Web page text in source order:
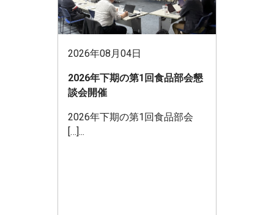
2026年08月04日
2026年下期の第1回食品部会懇
談会開催
2026年下期の第1回食品部会
[…]...